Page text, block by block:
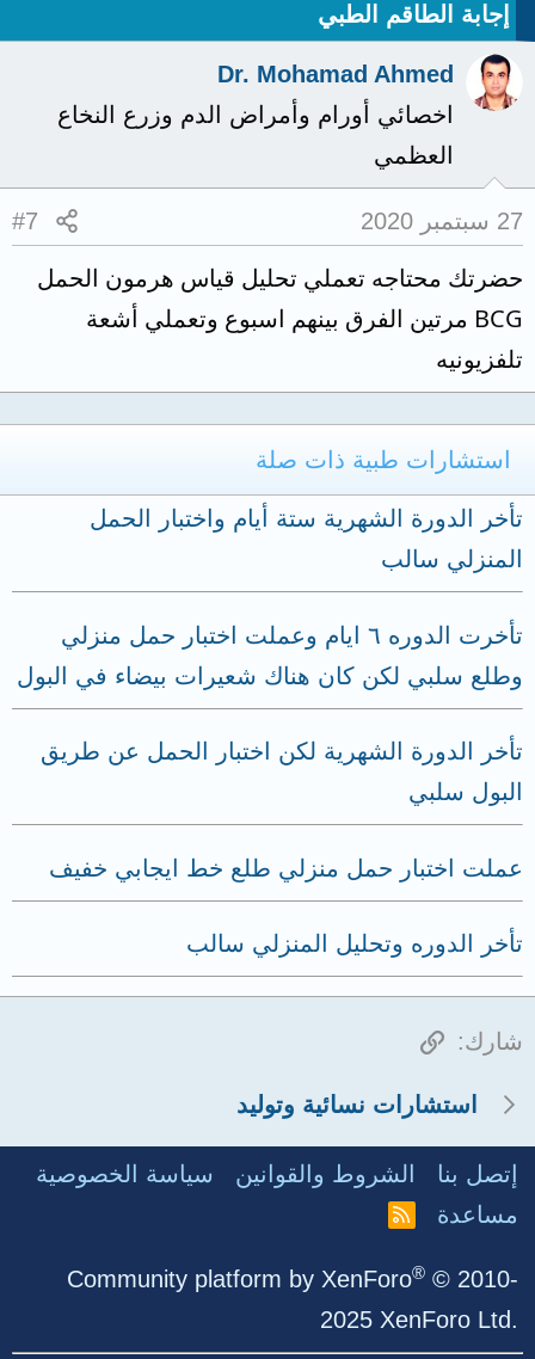
إجابة الطاقم الطبي
Dr. Mohamad Ahmed
اخصائي أورام وأمراض الدم وزرع النخاع
العظمي
27 سبتمبر 2020 #7
حضرتك محتاجه تعملي تحليل قياس هرمون الحمل
BCG مرتين الفرق بينهم اسبوع وتعملي أشعة
تلفزيونيه
استشارات طبية ذات صلة
تأخر الدورة الشهرية ستة أيام واختبار الحمل
المنزلي سالب
تأخرت الدوره ٦ ايام وعملت اختبار حمل منزلي
وطلع سلبي لكن كان هناك شعيرات بيضاء في البول
تأخر الدورة الشهرية لكن اختبار الحمل عن طريق
البول سلبي
عملت اختبار حمل منزلي طلع خط ايجابي خفيف
تأخر الدوره وتحليل المنزلي سالب
شارك: الرابط
استشارات نسائية وتوليد
إتصل بنا الشروط والقوانين
سياسة الخصوصية
مساعدة
R
Community platform by XenForo® © 2010-
2025 XenForo Ltd.